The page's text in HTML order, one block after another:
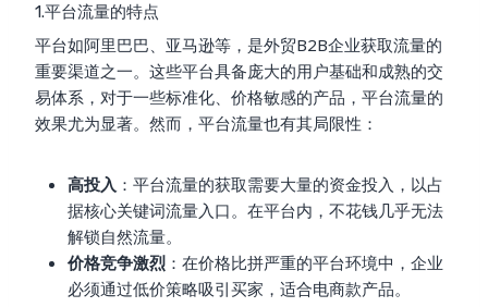
1.平台流量的特点
平台如阿里巴巴、亚马逊等，是外贸B2B企业获取流量的
重要渠道之一。这些平台具备庞大的用户基础和成熟的交
易体系，对于一些标准化、价格敏感的产品，平台流量的
效果尤为显著。然而，平台流量也有其局限性：
高投入 ：平台流量的获取需要大量的资金投入，以占
据核心关键词流量入口。在平台内，不花钱几乎无法
解锁自然流量。
价格竞争激烈 ：在价格比拼严重的平台环境中，企业
必须通过低价策略吸引买家，适合电商款产品。